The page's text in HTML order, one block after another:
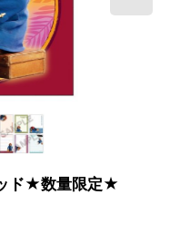
ド★数量限定★